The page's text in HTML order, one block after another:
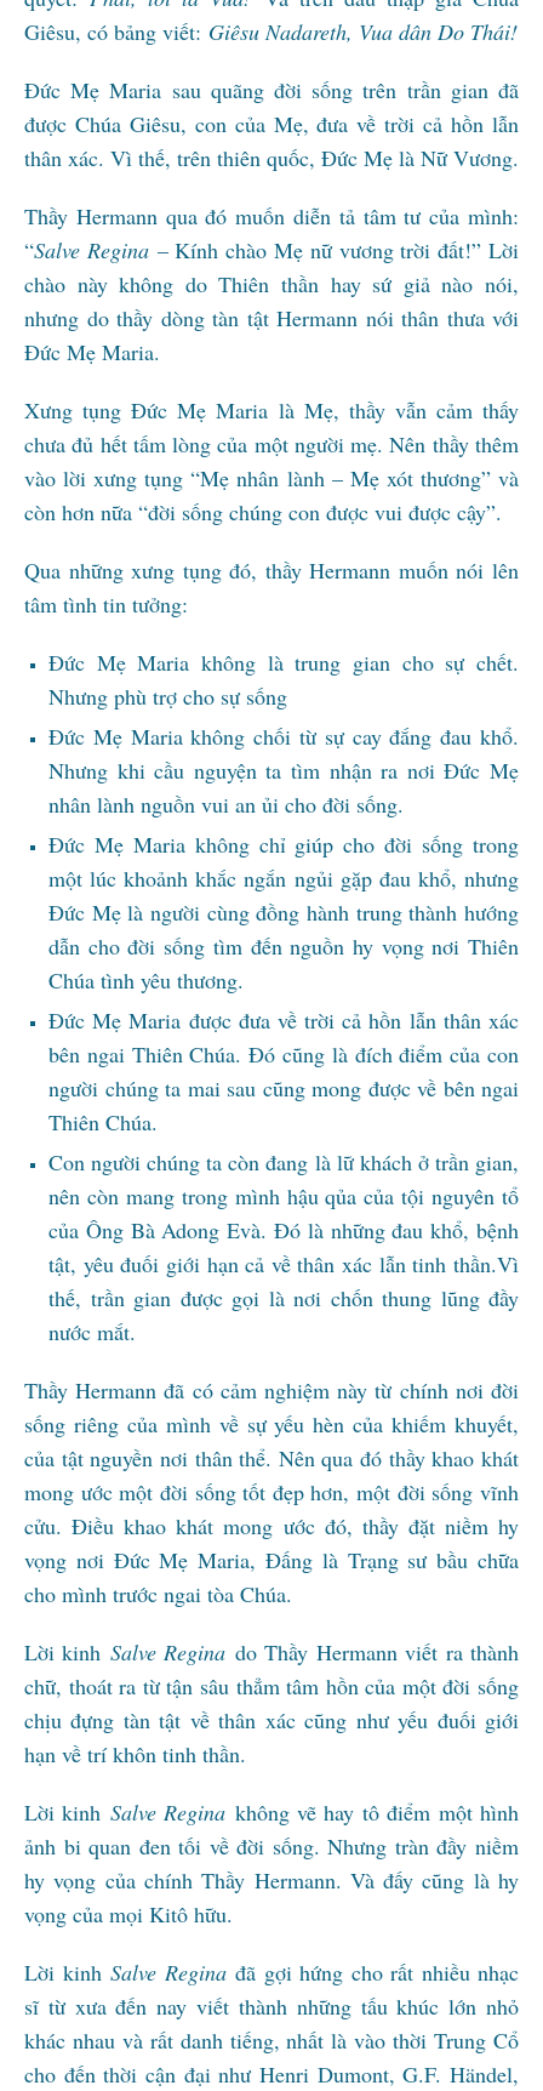
Giêsu, có bảng viết: Giêsu Nadareth, Vua dân Do Thái!
Đức Mẹ Maria sau quãng đời sống trên trần gian đã
được Chúa Giêsu, con của Mẹ, đưa về trời cả hồn lẫn
thân xác. Vì thế, trên thiên quốc, Đức Mẹ là Nữ Vương.
Thầy Hermann qua đó muốn diễn tả tâm tư của mình:
“Salve Regina– Kính chào Mẹ nữ vương trời đất!” Lời
chào này không do Thiên thần hay sứ giả nào nói,
nhưng do thầy dòng tàn tật Hermann nói thân thưa với
Đức Mẹ Maria.
Xưng tụng Đức Mẹ Maria là Mẹ, thầy vẫn cảm thấy
chưa đủ hết tấm lòng của một người mẹ. Nên thầy thêm
vào lời xưng tụng “Mẹ nhân lành – Mẹ xót thương” và
còn hơn nữa “đời sống chúng con được vui được cậy”.
Qua những xưng tụng đó, thầy Hermann muốn nói lên
tâm tình tin tưởng:
Đức Mẹ Maria không là trung gian cho sự chết.
Nhưng phù trợ cho sự sống
Đức Mẹ Maria không chối từ sự cay đắng đau khổ.
Nhưng khi cầu nguyện ta tìm nhận ra nơi Đức Mẹ
nhân lành nguồn vui an ủi cho đời sống.
Đức Mẹ Maria không chỉ giúp cho đời sống trong
một lúc khoảnh khắc ngắn ngủi gặp đau khổ, nhưng
Đức Mẹ là người cùng đồng hành trung thành hướng
dẫn cho đời sống tìm đến nguồn hy vọng nơi Thiên
Chúa tình yêu thương.
Đức Mẹ Maria được đưa về trời cả hồn lẫn thân xác
bên ngai Thiên Chúa. Đó cũng là đích điểm của con
người chúng ta mai sau cũng mong được về bên ngai
Thiên Chúa.
Con người chúng ta còn đang là lữ khách ở trần gian,
nên còn mang trong mình hậu qủa của tội nguyên tổ
của Ông Bà Adong Evà. Đó là những đau khổ, bệnh
tật, yêu đuối giới hạn cả về thân xác lẫn tinh thần.Vì
thế, trần gian được gọi là nơi chốn thung lũng đầy
nước mắt.
Thầy Hermann đã có cảm nghiệm này từ chính nơi đời
sống riêng của mình về sự yếu hèn của khiếm khuyết,
của tật nguyền nơi thân thể. Nên qua đó thầy khao khát
mong ước một đời sống tốt đẹp hơn, một đời sống vĩnh
cửu. Điều khao khát mong ước đó, thầy đặt niềm hy
vọng nơi Đức Mẹ Maria, Đấng là Trạng sư bầu chữa
cho mình trước ngai tòa Chúa.
Lời kinh Salve Regina do Thầy Hermann viết ra thành
chữ, thoát ra từ tận sâu thẳm tâm hồn của một đời sống
chịu đựng tàn tật về thân xác cũng như yếu đuối giới
hạn về trí khôn tinh thần.
Lời kinh Salve Regina không vẽ hay tô điểm một hình
ảnh bi quan đen tối về đời sống. Nhưng tràn đầy niềm
hy vọng của chính Thầy Hermann. Và đấy cũng là hy
vọng của mọi Kitô hữu.
Lời kinh Salve Reginađã gợi hứng cho rất nhiều nhạc
sĩ từ xưa đến nay viết thành những tấu khúc lớn nhỏ
khác nhau và rất danh tiếng, nhất là vào thời Trung Cổ
cho đến thời cận đại như Henri Dumont, G.F. Händel,